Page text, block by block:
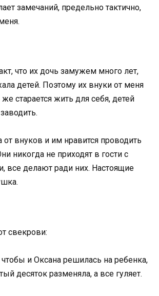
замечаний, предельно тактично,
что их дочь замужем много лет,
детей. Поэтому их внуки от меня
старается жить для себя, детей
внуков и им нравится проводить
никогда не приходят в гости с
все делают ради них. Настоящие
свекрови:
и Оксана решилась на ребенка,
десяток разменяла, а все гуляет.